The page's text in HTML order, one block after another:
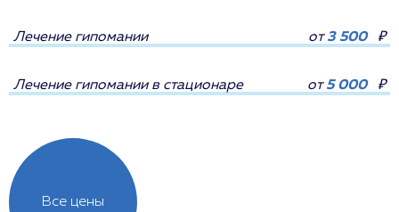
Все цены
Лечение гипомании от3 500 ₽
Лечение гипомании в стационаре от5 000 ₽